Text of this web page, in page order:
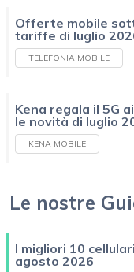
Offerte mobile
tariffe di luglio
TELEFONIA MOBILE
Kena regala il 5G
le novità di luglio
KENA MOBILE
Le nostre
I migliori 10
agosto 2026